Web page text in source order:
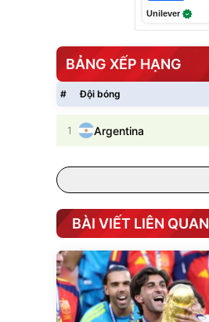
Unilever
BẢNG XẾP HẠNG
# Đội bóng
1 Argentina
BÀI VIẾT LIÊN QUAN